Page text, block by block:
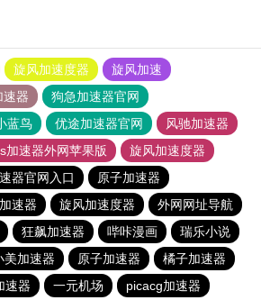
旋风加速度器
旋风加速
速器
狗急加速器官网
蓝鸟 优途加速器官网
风驰加速器
加速器外网苹果版
旋风加速度器
器官网入口
原子加速器
速器 旋风加速度器
外网网址导航
狂飙加速器 哔咔漫画
瑞乐小说
美加速器 原子加速器
橘子加速器
速器 一元机场 picacg加速器